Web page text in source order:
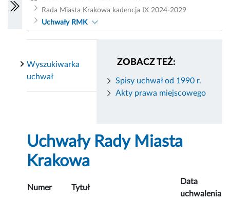
Rada Miasta Krakowa kadencja IX 2024-2029
Uchwały RMK
ZOBACZ TEŻ:
Spisy uchwał od 1990 r.
Akty prawa miejscowego
Wyszukiwarka
uchwał
Uchwały Rady Miasta
Krakowa
Numer Tytuł
Data
uchwalenia